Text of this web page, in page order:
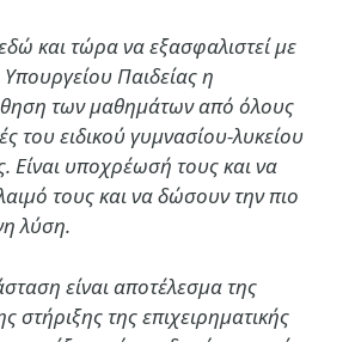
και τώρα να εξασφαλιστεί με
Παιδείας η
των μαθημάτων από όλους
του ειδικού γυμνασίου-λυκείου
Είναι υποχρέωσή τους και να
τους και να δώσουν την πιο
λύση.
είναι αποτέλεσμα της
στήριξης της επιχειρηματικής